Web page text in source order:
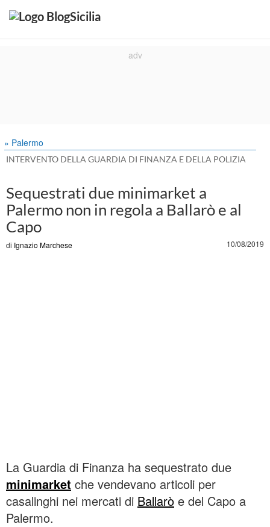
» Palermo
INTERVENTO DELLA GUARDIA DI FINANZA E DELLA POLIZIA
Sequestrati due minimarket a
Palermo non in regola a Ballarò e al
Capo
di Ignazio Marchese 10/08/2019
La Guardia di Finanza ha sequestrato due
minimarket che vendevano articoli per
casalinghi nei mercati di Ballarò e del Capo a
Palermo.